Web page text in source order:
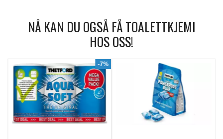
NÅ KAN DU OGSÅ FÅ TOALETTKJEMI
HOS OSS!
-7%